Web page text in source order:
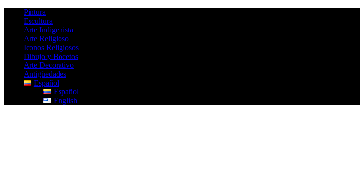
Pintura
Escultura
Arte Indigenista
Arte Religioso
Iconos Religiosos
Dibujo y Bocetos
Arte Decorativo
Antigüedades
Español
Español
English